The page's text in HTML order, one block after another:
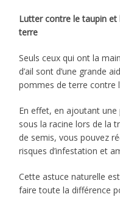
Lutter contre le taupin
terre
Seuls ceux qui ont la
d’ail sont d’une grande
pommes de terre contre
En effet, en ajoutant
sous la racine lors de la
de semis, vous pouvez
risques d’infestation et
Cette astuce naturelle
faire toute la différence